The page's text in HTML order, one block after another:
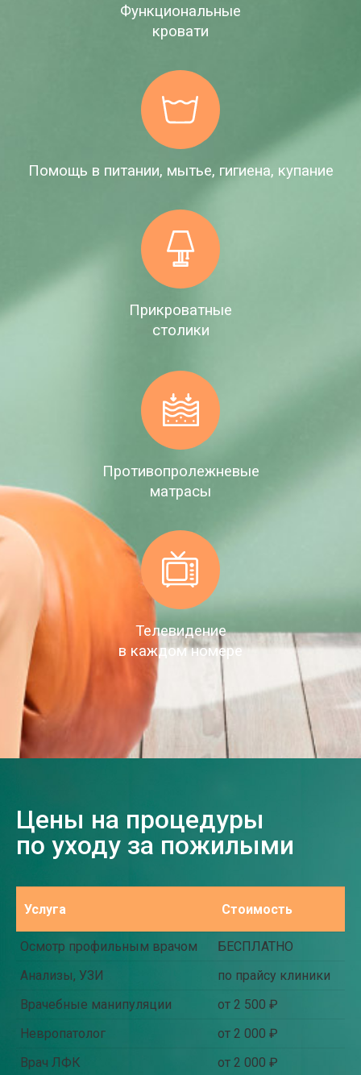
Функциональные
кровати
Помощь в питании, мытье, гигиена, купание
Прикроватные
столики
Противопролежневые
матрасы
Телевидение
в каждом номере
Цены на процедуры
по уходу за пожилыми
Услуга Стоимость
Осмотр профильным врачом
БЕСПЛАТНО
Анализы, УЗИ
по прайсу клиники
Врачебные манипуляции
от 2 500 ₽
Невропатолог
от 2 000 ₽
Врач ЛФК
от 2 000 ₽